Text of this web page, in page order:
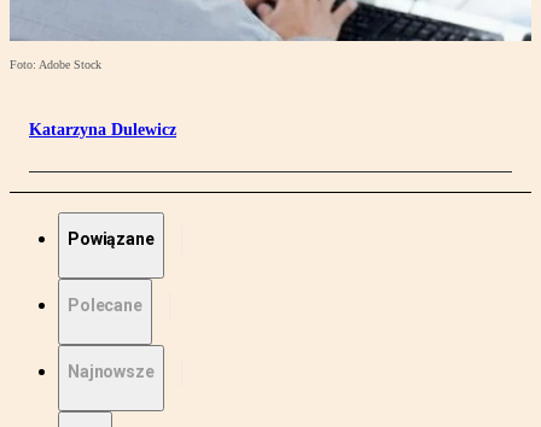
Foto: Adobe Stock
Katarzyna Dulewicz
Powiązane
Polecane
Najnowsze